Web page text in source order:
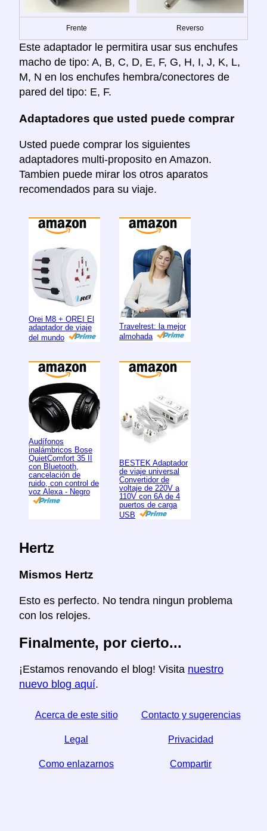
Frente Reverso
Este adaptador le permitira usar sus enchufes
macho de tipo: A, B, C, D, E, F, G, H, I, J, K, L,
M, N en los enchufes hembra/conectores de
pared del tipo: E, F.
Adaptadores que usted puede comprar
Usted puede comprar los siguientes
adaptadores multi-proposito en Amazon.
Tambien puede mirar los otros aparatos
recomendados para su viaje.
Orei M8 + OREI El
adaptador de viaje
del mundo
Travelrest: la mejor
almohada
Audífonos
inalámbricos Bose
QuietComfort 35 II
con Bluetooth,
cancelación de
ruido, con control de
voz Alexa - Negro
BESTEK Adaptador
de viaje universal
Convertidor de
voltaje de 220V a
110V con 6A de 4
puertos de carga
USB
Hertz
Mismos Hertz
Esto es perfecto. No tendra ningun problema
con los relojes.
Finalmente, por cierto...
¡Estamos renovando el blog! Visita nuestro
nuevo blog aquí.
Acerca de este sitio Contacto y sugerencias
Legal Privacidad
Como enlazarnos Compartir